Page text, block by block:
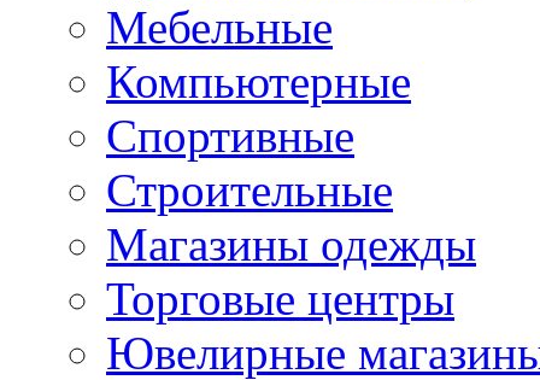
Мебельные
Компьютерные
Спортивные
Строительные
Магазины одежды
Торговые центры
Ювелирные